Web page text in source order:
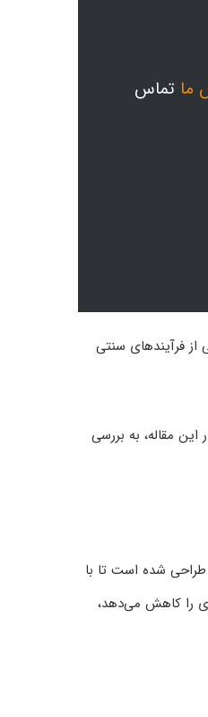
ما تماس
فرآیندهای سنتی
مقاله، به بررسی
طراحی شده است تا با
را کاهش می‌دهد،